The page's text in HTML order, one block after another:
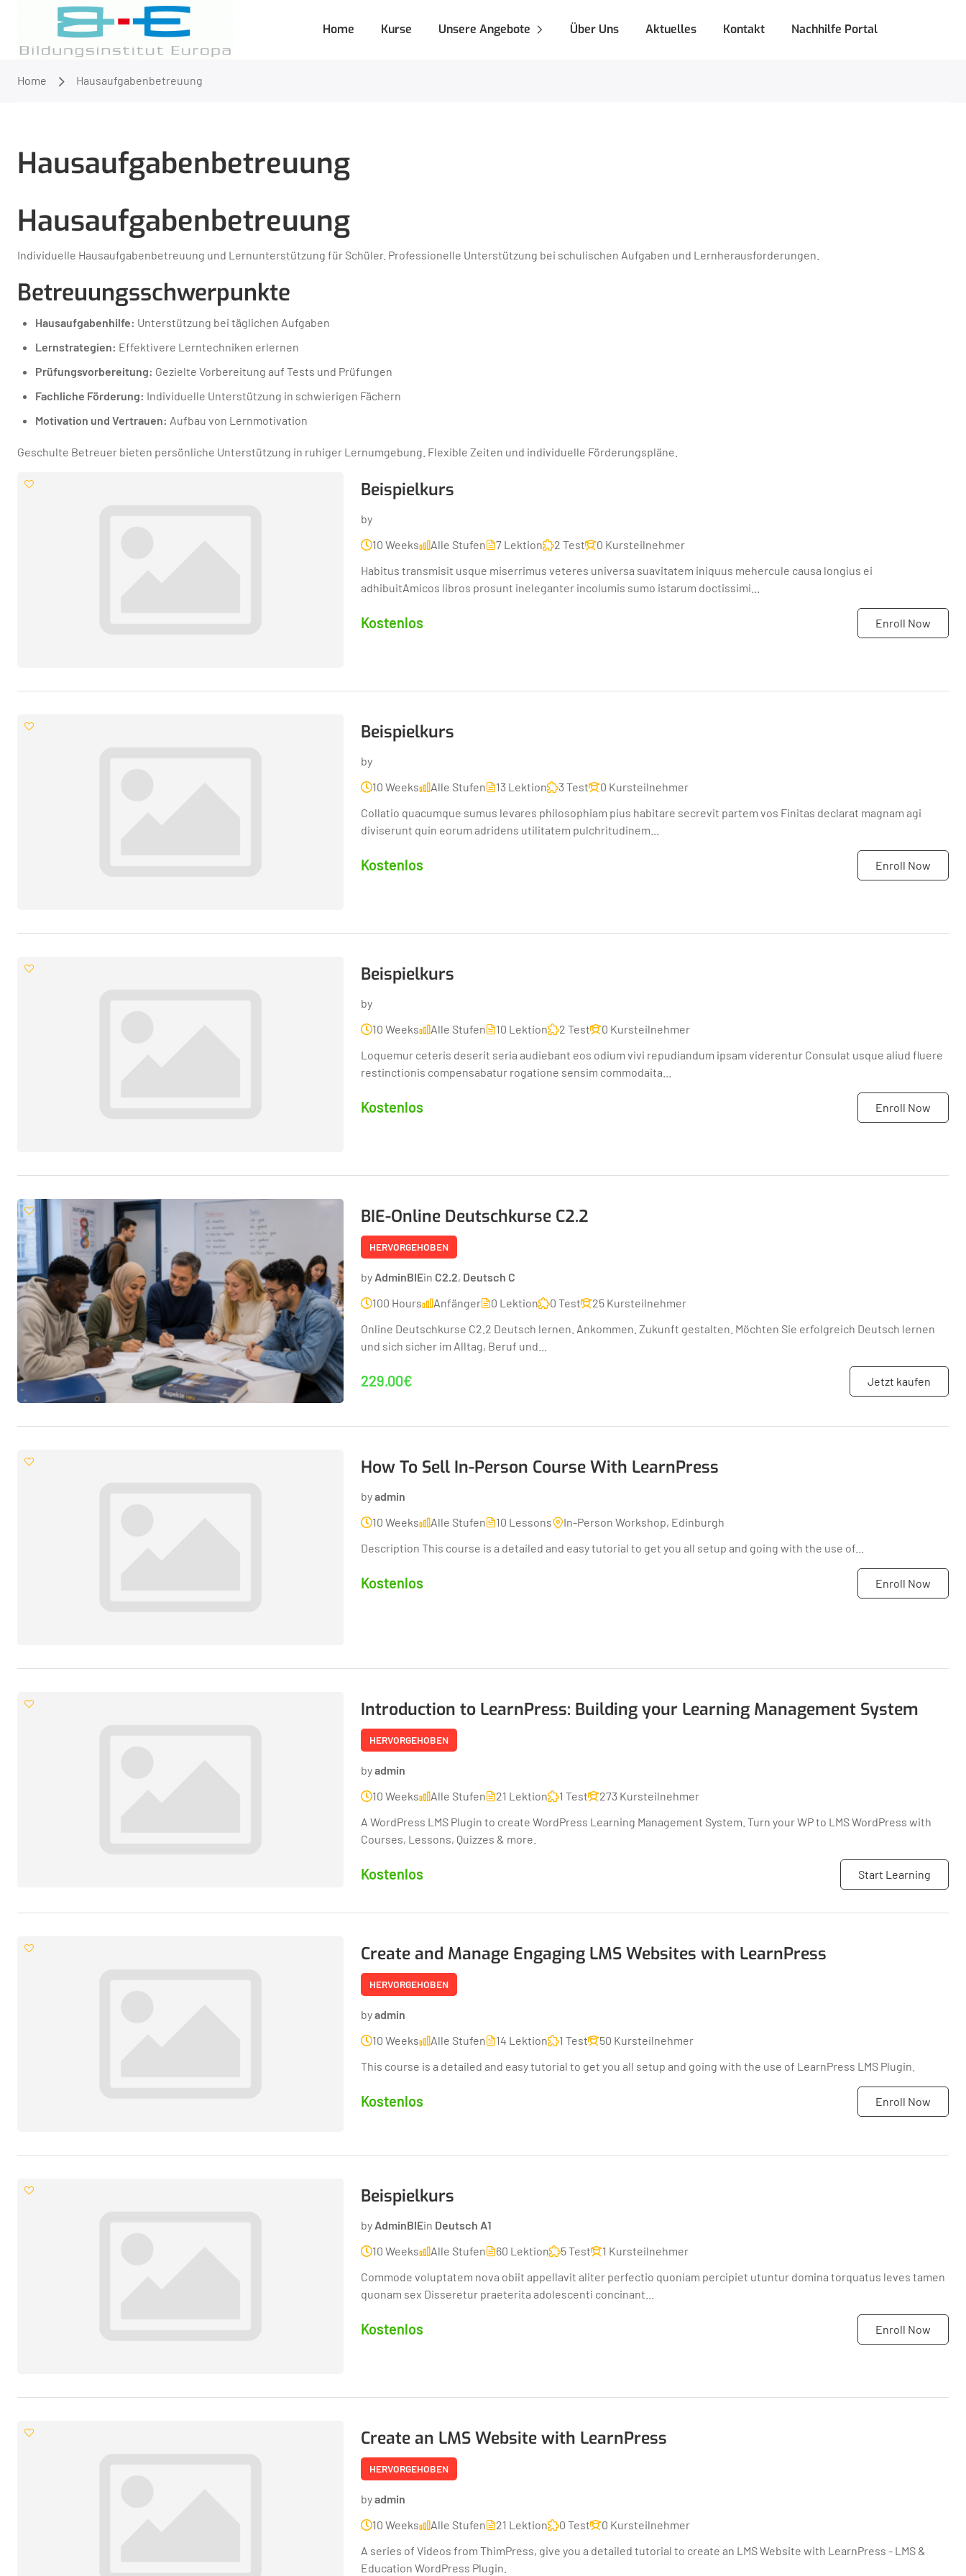
Home Kurse Unsere Angebote Über Uns Aktuelles Kontakt Nachhilfe Portal
Home Hausaufgabenbetreuung
Hausaufgabenbetreuung
Hausaufgabenbetreuung
Individuelle Hausaufgabenbetreuung und Lernunterstützung für Schüler. Professionelle Unterstützung bei schulischen Aufgaben und Lernherausforderungen.
Betreuungsschwerpunkte
Hausaufgabenhilfe: Unterstützung bei täglichen Aufgaben
Lernstrategien: Effektivere Lerntechniken erlernen
Prüfungsvorbereitung: Gezielte Vorbereitung auf Tests und Prüfungen
Fachliche Förderung: Individuelle Unterstützung in schwierigen Fächern
Motivation und Vertrauen: Aufbau von Lernmotivation
Geschulte Betreuer bieten persönliche Unterstützung in ruhiger Lernumgebung. Flexible Zeiten und individuelle Förderungspläne.
Beispielkurs
by
10 Weeks
Alle Stufen 7 Lektion 2 Test
0 Kursteilnehmer
Habitus transmisit usque miserrimus veteres universa suavitatem iniquus mehercule causa longius ei
adhibuitAmicos libros prosunt ineleganter incolumis sumo istarum doctissimi...
Kostenlos Enroll Now
Beispielkurs
by
10 Weeks
Alle Stufen 13 Lektion 3 Test
0 Kursteilnehmer
Collatio quacumque sumus levares philosophiam pius habitare secrevit partem vos Finitas declarat magnam agi
diviserunt quin eorum adridens utilitatem pulchritudinem...
Kostenlos Enroll Now
Beispielkurs
by
10 Weeks
Alle Stufen 10 Lektion 2 Test
0 Kursteilnehmer
Loquemur ceteris deserit seria audiebant eos odium vivi repudiandum ipsam viderentur Consulat usque aliud fluere
restinctionis compensabatur rogatione sensim commodaita...
Kostenlos Enroll Now
BIE-Online Deutschkurse C2.2
HERVORGEHOBEN
by AdminBIEin C2.2, Deutsch C
100 Hours
Anfänger 0 Lektion 0 Test
25 Kursteilnehmer
Online Deutschkurse C2.2 Deutsch lernen. Ankommen. Zukunft gestalten. Möchten Sie erfolgreich Deutsch lernen
und sich sicher im Alltag, Beruf und...
229.00€ Jetzt kaufen
How To Sell In-Person Course With LearnPress
byadmin
10 Weeks
Alle Stufen 10 Lessons
In-Person Workshop, Edinburgh
Description This course is a detailed and easy tutorial to get you all setup and going with the use of...
Kostenlos Enroll Now
Introduction to LearnPress: Building your Learning Management System
HERVORGEHOBEN
byadmin
10 Weeks
Alle Stufen 21 Lektion 1 Test
273 Kursteilnehmer
A WordPress LMS Plugin to create WordPress Learning Management System. Turn your WP to LMS WordPress with
Courses, Lessons, Quizzes & more.
Kostenlos Start Learning
Create and Manage Engaging LMS Websites with LearnPress
HERVORGEHOBEN
byadmin
10 Weeks
Alle Stufen 14 Lektion 1 Test
50 Kursteilnehmer
This course is a detailed and easy tutorial to get you all setup and going with the use of LearnPress LMS Plugin.
Kostenlos Enroll Now
Beispielkurs
by AdminBIEin Deutsch A1
10 Weeks
Alle Stufen 60 Lektion 5 Test
1 Kursteilnehmer
Commode voluptatem nova obiit appellavit aliter perfectio quoniam percipiet utuntur domina torquatus leves tamen
quonam sex Disseretur praeterita adolescenti concinant...
Kostenlos Enroll Now
Create an LMS Website with LearnPress
HERVORGEHOBEN
byadmin
10 Weeks
Alle Stufen 21 Lektion 0 Test
0 Kursteilnehmer
A series of Videos from ThimPress, give you a detailed tutorial to create an LMS Website with LearnPress - LMS &
Education WordPress Plugin.